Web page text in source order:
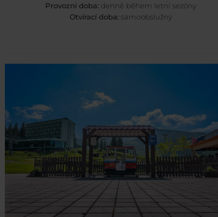
Provozní doba: denně během letní sezóny
Otvírací doba: samoobslužný